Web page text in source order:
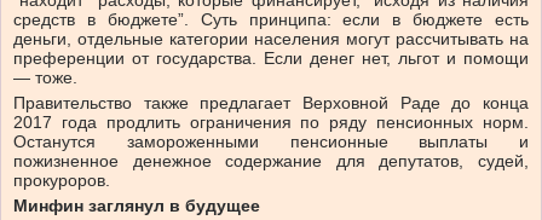
средств в бюджете”. Суть принципа: если в бюджете есть
деньги, отдельные категории населения могут рассчитывать на
преференции от государства. Если денег нет, льгот и помощи
— тоже.
Правительство также предлагает Верховной Раде до конца
2017 года продлить ограничения по ряду пенсионных норм.
Останутся замороженными пенсионные выплаты и
пожизненное денежное содержание для депутатов, судей,
прокуроров.
Минфин заглянул в будущее